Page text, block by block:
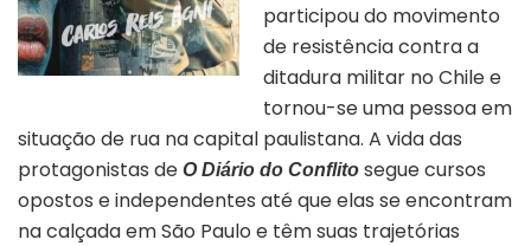
participou do movimento
de resistência contra a
ditadura militar no Chile e
tornou-se uma pessoa em
situação de rua na capital paulistana. A vida das
protagonistas de O Diário do Conflito segue cursos
opostos e independentes até que elas se encontram
na calçada em São Paulo e têm suas trajetórias